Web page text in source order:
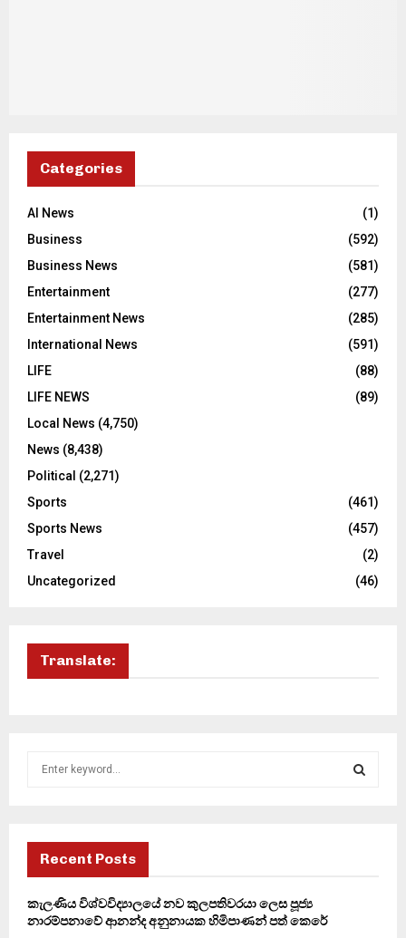
Categories
AI News
(1)
Business
(592)
Business News
(581)
Entertainment
(277)
Entertainment News
(285)
International News
(591)
LIFE
(88)
LIFE NEWS
(89)
Local News (4,750)
News (8,438)
Political (2,271)
Sports
(461)
Sports News
(457)
Travel
(2)
Uncategorized
(46)
Translate:
f
r
Recent Posts
කැලණිය විශ්වවිද්‍යාලයේ නව කුලපතිවරයා ලෙස පූජ්‍ය
නාරම්පනාවේ ආනන්ද අනුනායක හිමිපාණන් පත් කෙරේ